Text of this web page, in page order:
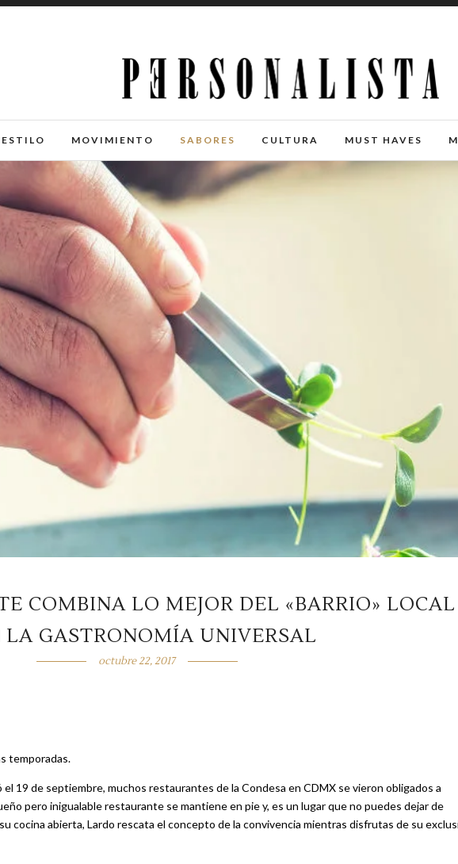
ESTILO MOVIMIENTO SABORES CULTURA MUST HAVES
COMBINA LO MEJOR DEL «BARRIO» LOCAL
LA GASTRONOMÍA UNIVERSAL
octubre 22, 2017
temporadas.
19 de septiembre, muchos restaurantes de la Condesa en CDMX se vieron obligados a
pero inigualable restaurante se mantiene en pie y, es un lugar que no puedes dejar de
cocina abierta, Lardo rescata el concepto de la convivencia mientras disfrutas de su